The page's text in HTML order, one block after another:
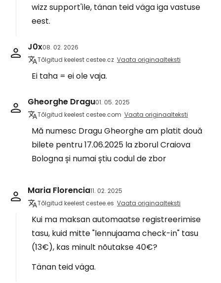
wizz support'ile, tänan teid väga iga vastuse
eest.
J0x08. 02. 2026
Tõlgitud keelest cestee.cz Vaata originaalteksti
Ei taha = ei ole vaja.
Gheorghe Dragu01. 05. 2025
Tõlgitud keelest cestee.com Vaata originaalteksti
Mă numesc Dragu Gheorghe am platit două
bilete pentru 17.06.2025 la zborul Craiova
Bologna și numai știu codul de zbor
Maria Florencia11. 02. 2025
Tõlgitud keelest cestee.es Vaata originaalteksti
Kui ma maksan automaatse registreerimise
tasu, kuid mitte "lennujaama check-in" tasu
(13€), kas minult nõutakse 40€?
Tänan teid väga.